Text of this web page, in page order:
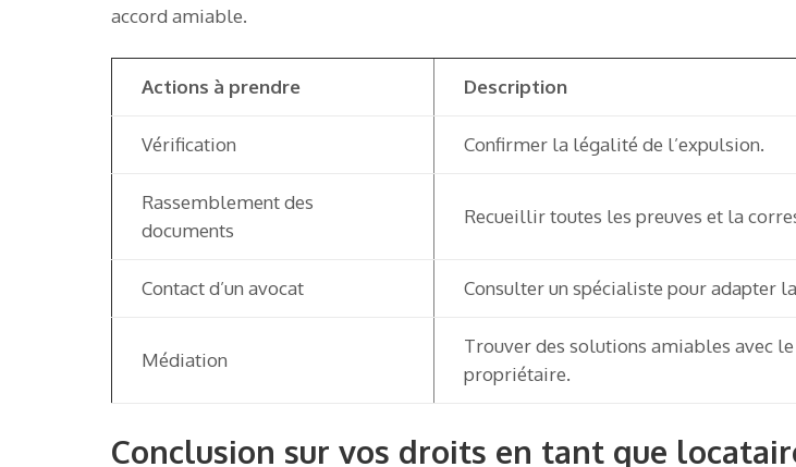
accord amiable.
Actions à prendre Description
Vérification Confirmer la légalité de l’expulsion.
Rassemblement des
documents
Recueillir toutes les preuves et la
Contact d’un avocat Consulter un spécialiste pour adapter
Médiation
Trouver des solutions amiables avec le
propriétaire.
Conclusion sur vos droits en tant que